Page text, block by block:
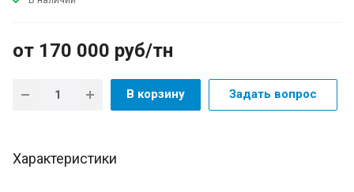
от 170 000 руб/тн
В корзину Задать вопрос
Характеристики